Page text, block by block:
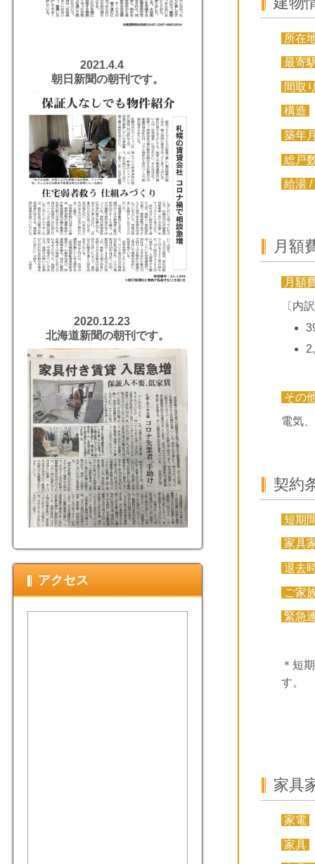
所在
最寄
間取
構造
築年
総戸
給湯
月額
月額
〔内
その
電気
契約
短期
家具
退去
ご家
緊急
＊短
す。
家具
家電
家具
2021.4.4
朝日新聞の朝刊です。
2020.12.23
北海道新聞の朝刊です。
アクセス